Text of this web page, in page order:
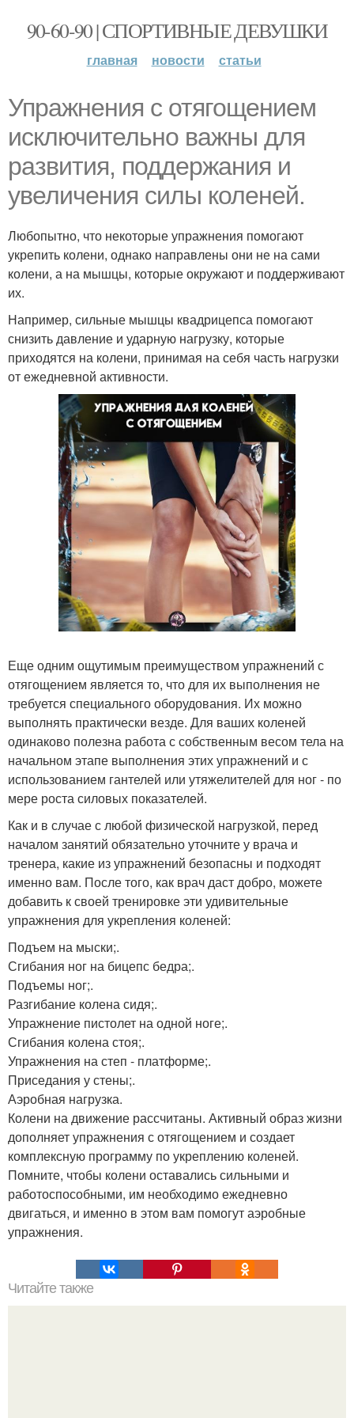
90-60-90 | СПОРТИВНЫЕ ДЕВУШКИ
главная новости статьи
Упражнения с отягощением
исключительно важны для
развития, поддержания и
увеличения силы коленей.
Любопытно, что некоторые упражнения помогают
укрепить колени, однако направлены они не на сами
колени, а на мышцы, которые окружают и поддерживают
их.
Например, сильные мышцы квадрицепса помогают
снизить давление и ударную нагрузку, которые
приходятся на колени, принимая на себя часть нагрузки
от ежедневной активности.
Еще одним ощутимым преимуществом упражнений с
отягощением является то, что для их выполнения не
требуется специального оборудования. Их можно
выполнять практически везде. Для ваших коленей
одинаково полезна работа с собственным весом тела на
начальном этапе выполнения этих упражнений и с
использованием гантелей или утяжелителей для ног - по
мере роста силовых показателей.
Как и в случае с любой физической нагрузкой, перед
началом занятий обязательно уточните у врача и
тренера, какие из упражнений безопасны и подходят
именно вам. После того, как врач даст добро, можете
добавить к своей тренировке эти удивительные
упражнения для укрепления коленей:
Подъем на мыски;.
Сгибания ног на бицепс бедра;.
Подъемы ног;.
Разгибание колена сидя;.
Упражнение пистолет на одной ноге;.
Сгибания колена стоя;.
Упражнения на степ - платформе;.
Приседания у стены;.
Аэробная нагрузка.
Колени на движение рассчитаны. Активный образ жизни
дополняет упражнения с отягощением и создает
комплексную программу по укреплению коленей.
Помните, чтобы колени оставались сильными и
работоспособными, им необходимо ежедневно
двигаться, и именно в этом вам помогут аэробные
упражнения.
Читайте также